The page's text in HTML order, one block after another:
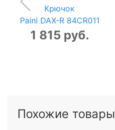
Крючок
Paini DAX-R 84CR011
1 815 руб.
Похожие товары